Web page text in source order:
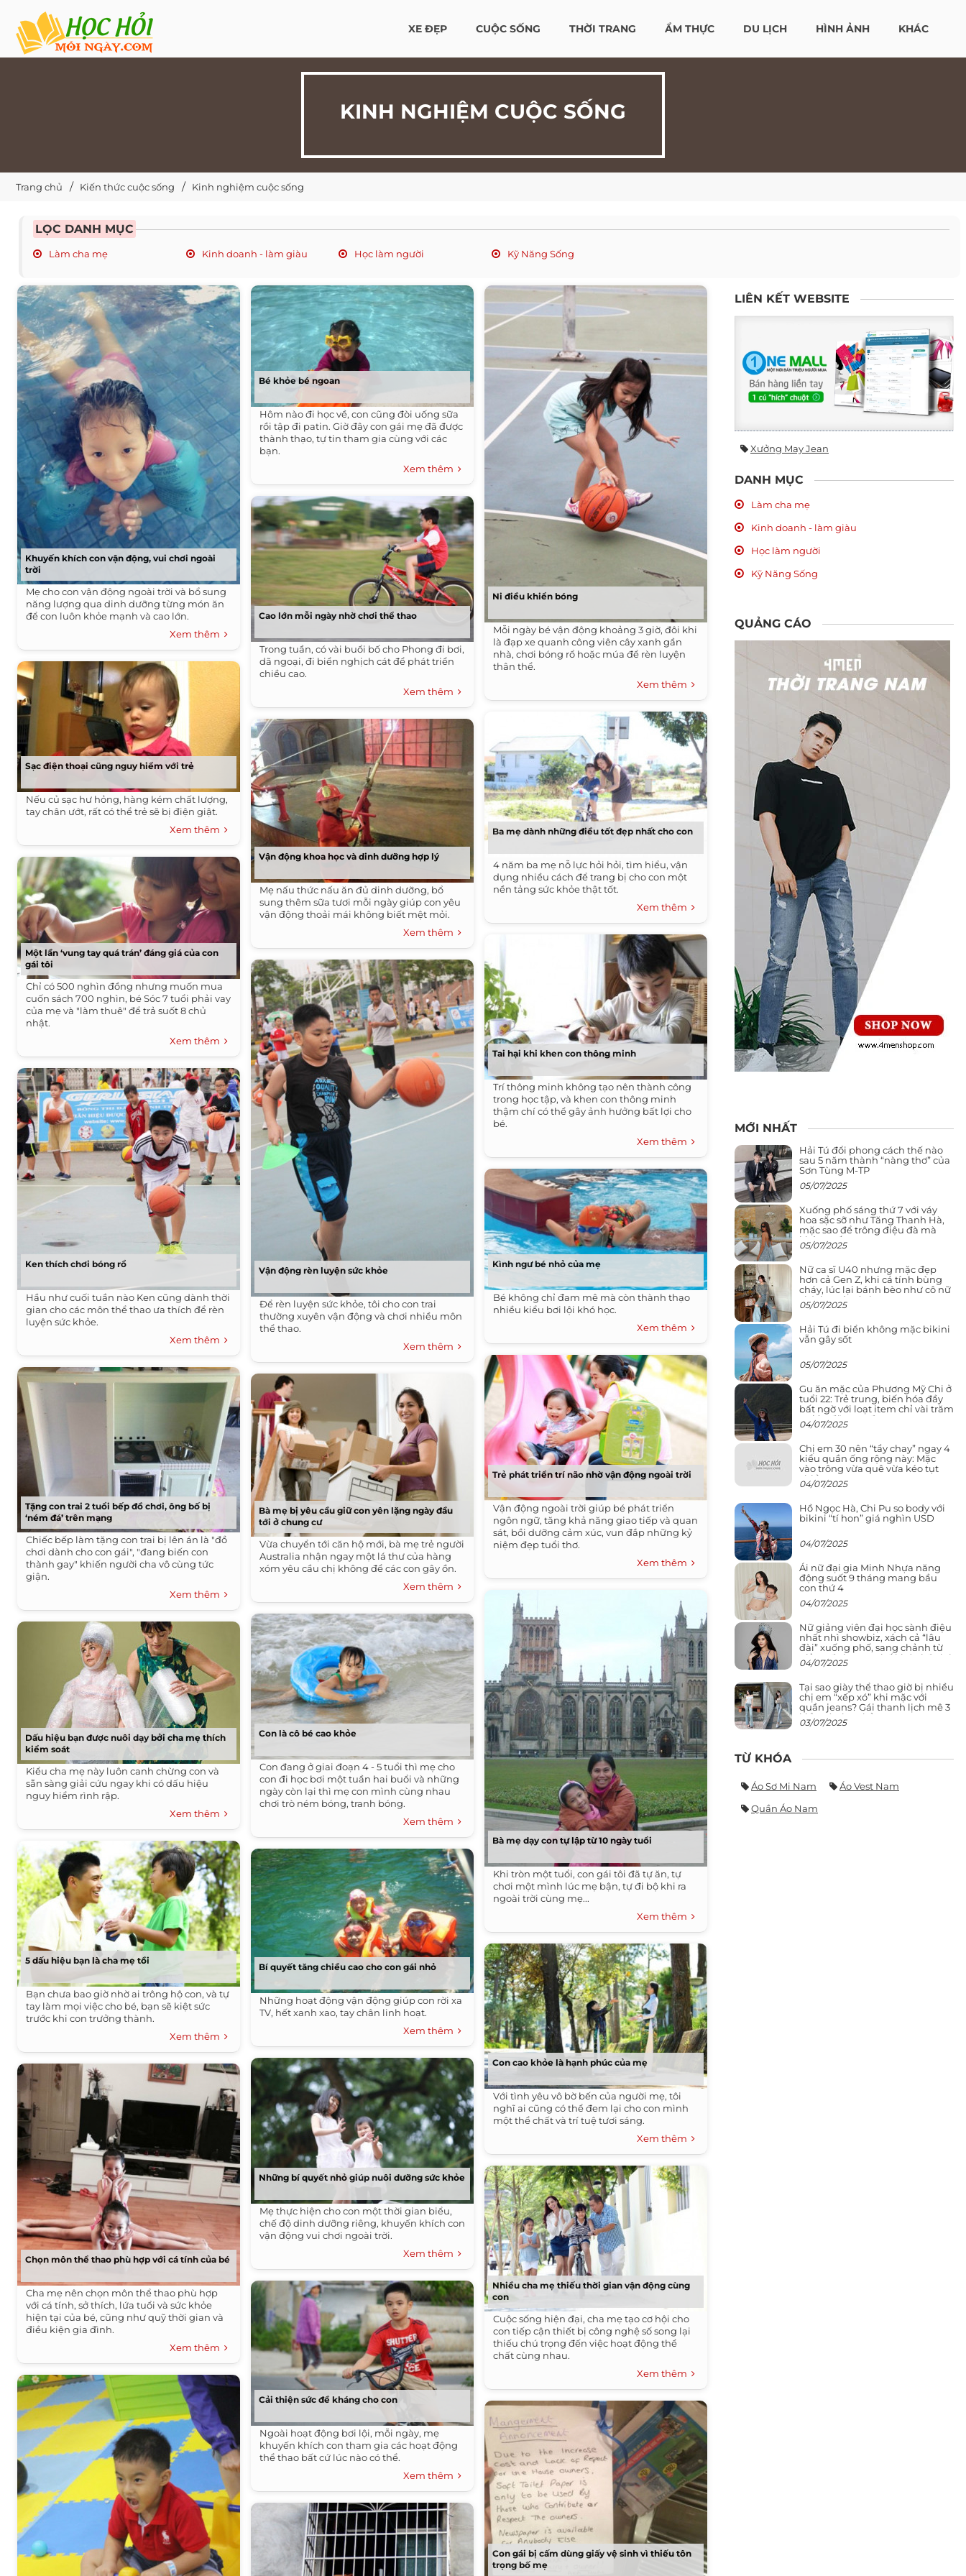
XE ĐẸP CUỘC SỐNG THỜI TRANG ẨM THỰC DU LỊCH HÌNH ẢNH KHÁC
KINH NGHIỆM CUỘC SỐNG
Trang chủ Kiến thức cuộc sống Kinh nghiệm cuộc sống
LỌC DANH MỤC
Làm cha mẹ Kinh doanh - làm giàu Học làm người Kỹ Năng Sống
Khuyến khích con vận động, vui chơi ngoài
trời
Mẹ cho con vận động ngoài trời và bổ sung
năng lượng qua dinh dưỡng từng món ăn
để con luôn khỏe mạnh và cao lớn.
Xem thêm
Sạc điện thoại cũng nguy hiểm với trẻ
Nếu củ sạc hư hỏng, hàng kém chất lượng,
tay chân ướt, rất có thể trẻ sẽ bị điện giật.
Xem thêm
Một lần ‘vung tay quá trán’ đáng giá của con
gái tôi
Chỉ có 500 nghìn đồng nhưng muốn mua
cuốn sách 700 nghìn, bé Sóc 7 tuổi phải vay
của mẹ và "làm thuê" để trả suốt 8 chủ
nhật.
Xem thêm
Ken thích chơi bóng rổ
Hầu như cuối tuần nào Ken cũng dành thời
gian cho các môn thể thao ưa thích để rèn
luyện sức khỏe.
Xem thêm
Tặng con trai 2 tuổi bếp đồ chơi, ông bố bị
‘ném đá’ trên mạng
Chiếc bếp làm tặng con trai bị lên án là "đồ
chơi dành cho con gái", "đang biến con
thành gay" khiến người cha vô cùng tức
giận.
Xem thêm
Dấu hiệu bạn được nuôi dạy bởi cha mẹ thích
kiểm soát
Kiểu cha mẹ này luôn canh chừng con và
sẵn sàng giải cứu ngay khi có dấu hiệu
nguy hiểm rình rập.
Xem thêm
5 dấu hiệu bạn là cha mẹ tồi
Bạn chưa bao giờ nhờ ai trông hộ con, và tự
tay làm mọi việc cho bé, bạn sẽ kiệt sức
trước khi con trưởng thành.
Xem thêm
Chọn môn thể thao phù hợp với cá tính của bé
Cha mẹ nên chọn môn thể thao phù hợp
với cá tính, sở thích, lứa tuổi và sức khỏe
hiện tại của bé, cũng như quỹ thời gian và
điều kiện gia đình.
Xem thêm
Bé khỏe bé ngoan
Hôm nào đi học về, con cũng đòi uống sữa
rồi tập đi patin. Giờ đây con gái mẹ đã được
thành thạo, tự tin tham gia cùng với các
bạn.
Xem thêm
Cao lớn mỗi ngày nhờ chơi thể thao
Trong tuần, có vài buổi bố cho Phong đi bơi,
dã ngoại, đi biển nghịch cát để phát triển
chiều cao.
Xem thêm
Vận động khoa học và dinh dưỡng hợp lý
Mẹ nấu thức nấu ăn đủ dinh dưỡng, bổ
sung thêm sữa tươi mỗi ngày giúp con yêu
vận động thoải mái không biết mệt mỏi.
Xem thêm
Vận động rèn luyện sức khỏe
Để rèn luyện sức khỏe, tôi cho con trai
thường xuyên vận động và chơi nhiều môn
thể thao.
Xem thêm
Bà mẹ bị yêu cầu giữ con yên lặng ngày đầu
tới ở chung cư
Vừa chuyển tới căn hộ mới, bà mẹ trẻ người
Australia nhận ngay một lá thư của hàng
xóm yêu cầu chị không để các con gây ồn.
Xem thêm
Con là cô bé cao khỏe
Con đang ở giai đoạn 4 - 5 tuổi thì mẹ cho
con đi học bơi một tuần hai buổi và những
ngày còn lại thì mẹ con mình cùng nhau
chơi trò ném bóng, tranh bóng.
Xem thêm
Bí quyết tăng chiều cao cho con gái nhỏ
Những hoạt động vận động giúp con rời xa
TV, hết xanh xao, tay chân linh hoạt.
Xem thêm
Những bí quyết nhỏ giúp nuôi dưỡng sức khỏe
Mẹ thực hiện cho con một thời gian biểu,
chế độ dinh dưỡng riêng, khuyến khích con
vận động vui chơi ngoài trời.
Xem thêm
Cải thiện sức đề kháng cho con
Ngoài hoạt động bơi lội, mỗi ngày, mẹ
khuyến khích con tham gia các hoạt động
thể thao bất cứ lúc nào có thể.
Xem thêm
Ni điều khiển bóng
Mỗi ngày bé vận động khoảng 3 giờ, đôi khi
là đạp xe quanh công viên cây xanh gần
nhà, chơi bóng rổ hoặc múa để rèn luyện
thân thể.
Xem thêm
Ba mẹ dành những điều tốt đẹp nhất cho con
4 năm ba mẹ nỗ lực hỏi hỏi, tìm hiểu, vận
dụng nhiều cách để trang bị cho con một
nền tảng sức khỏe thật tốt.
Xem thêm
Tai hại khi khen con thông minh
Trí thông minh không tạo nên thành công
trong học tập, và khen con thông minh
thậm chí có thể gây ảnh hưởng bất lợi cho
bé.
Xem thêm
Kình ngư bé nhỏ của mẹ
Bé không chỉ đam mê mà còn thành thạo
nhiều kiểu bơi lội khó học.
Xem thêm
Trẻ phát triển trí não nhờ vận động ngoài trời
Vận động ngoài trời giúp bé phát triển
ngôn ngữ, tăng khả năng giao tiếp và quan
sát, bồi dưỡng cảm xúc, vun đắp những kỷ
niệm đẹp tuổi thơ.
Xem thêm
Bà mẹ dạy con tự lập từ 10 ngày tuổi
Khi tròn một tuổi, con gái tôi đã tự ăn, tự
chơi một mình lúc mẹ bận, tự đi bộ khi ra
ngoài trời cùng mẹ...
Xem thêm
Con cao khỏe là hạnh phúc của mẹ
Với tình yêu vô bờ bến của người mẹ, tôi
nghĩ ai cũng có thể đem lại cho con mình
một thể chất và trí tuệ tươi sáng.
Xem thêm
Nhiều cha mẹ thiếu thời gian vận động cùng
con
Cuộc sống hiện đại, cha mẹ tạo cơ hội cho
con tiếp cận thiết bị công nghệ số song lại
thiếu chú trọng đến việc hoạt động thể
chất cùng nhau.
Xem thêm
Con gái bị cấm dùng giấy vệ sinh vì thiếu tôn
trọng bố mẹ
LIÊN KẾT WEBSITE
Xưởng May Jean
DANH MỤC
Làm cha mẹ
Kinh doanh - làm giàu
Học làm người
Kỹ Năng Sống
QUẢNG CÁO
MỚI NHẤT
Hải Tú đổi phong cách thế nào
sau 5 năm thành “nàng thơ” của
Sơn Tùng M-TP
05/07/2025
Xuống phố sáng thứ 7 với váy
hoa sặc sỡ như Tăng Thanh Hà,
mặc sao để trông điệu đà mà
không sến
05/07/2025
Nữ ca sĩ U40 nhưng mặc đẹp
hơn cả Gen Z, khi cá tính bùng
cháy, lúc lại bánh bèo như cô nữ
chính ngôn tình
05/07/2025
Hải Tú đi biển không mặc bikini
vẫn gây sốt
05/07/2025
Gu ăn mặc của Phương Mỹ Chi ở
tuổi 22: Trẻ trung, biến hóa đầy
bất ngờ với loạt item chỉ vài trăm
nghìn đã mua được
04/07/2025
Chị em 30 nên “tẩy chay” ngay 4
kiểu quần ống rộng này: Mặc
vào trông vừa quê vừa kéo tụt
chiều cao
04/07/2025
Hồ Ngọc Hà, Chi Pu so body với
bikini “tí hon” giá nghìn USD
04/07/2025
Ái nữ đại gia Minh Nhựa năng
động suốt 9 tháng mang bầu
con thứ 4
04/07/2025
Nữ giảng viên đại học sành điệu
nhất nhì showbiz, xách cả “lâu
đài” xuống phố, sang chảnh từ
giảng đường ra phố khó ai đọ lại
04/07/2025
Tại sao giày thể thao giờ bị nhiều
chị em “xếp xó” khi mặc với
quần jeans? Gái thanh lịch mê 3
kiểu này hơn hẳn
03/07/2025
TỪ KHÓA
Áo Sơ Mi Nam
Áo Vest Nam
Quần Áo Nam